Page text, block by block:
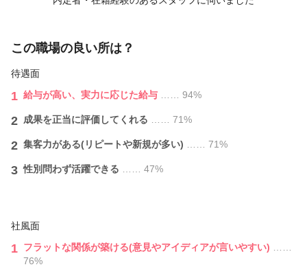
30代女性
月8休み 1日10時間稼働
入客230人 指名57人 フリー173人
20代女性
月10休み 1日8時間稼働
入客134人 指名17人 フリー117人
報酬➣￥360,536
入客121人 指名16人 フリー105人
この職場の良い所は？
待遇面
1 給与が⾼い、実力に応じた給与 …… 94%
2 成果を正当に評価してくれる …… 71%
2 集客力がある(リピートや新規が多い) …… 71%
3 性別問わず活躍できる …… 47%
社風面
1 フラットな関係が築ける(意見やアイディアが言いやすい)
76%